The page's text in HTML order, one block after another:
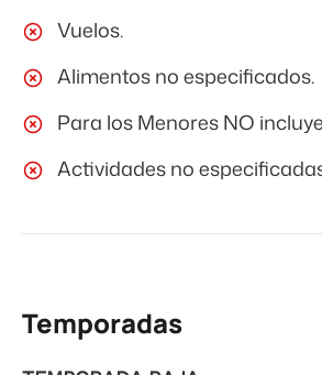
Vuelos.
Alimentos no especificados.
Para los Menores NO
Actividades no
Temporadas